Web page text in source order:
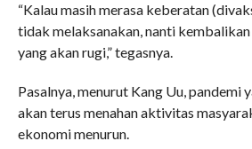
“Kalau masih merasa keberatan
tidak melaksanakan, nanti
yang akan rugi,” tegasnya.
Pasalnya, menurut Kang Uu, pandemi
akan terus menahan aktivitas
ekonomi menurun.